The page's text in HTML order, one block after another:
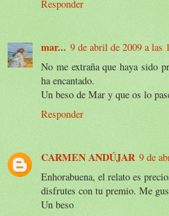
Responder
mar... 9 de abril de 2009 a las
No me extraña que haya sido
ha encantado.
Un beso de Mar y que os lo
Responder
CARMEN ANDÚJAR 9 de
Enhorabuena, el relato es
disfrutes con tu premio. Me
Un beso